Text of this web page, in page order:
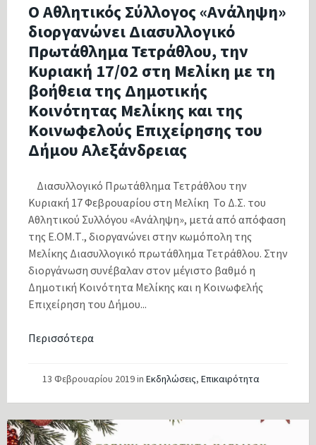
O Αθλητικός Σύλλογος «Ανάληψη»
διοργανώνει Διασυλλογικό
Πρωτάθλημα Τετράθλου, την
Κυριακή 17/02 στη Μελίκη με τη
βοήθεια της Δημοτικής
Κοινότητας Μελίκης και της
Κοινωφελούς Επιχείρησης του
Δήμου Αλεξάνδρειας
Διασυλλογικό Πρωτάθλημα Τετράθλου την
Κυριακή 17 Φεβρουαρίου στη Μελίκη Το Δ.Σ. του
Αθλητικού Συλλόγου «Ανάληψη», μετά από απόφαση
της Ε.ΟΜ.Τ., διοργανώνει στην κωμόπολη της
Μελίκης Διασυλλογικό πρωτάθλημα Τετράθλου. Στην
διοργάνωση συνέβαλαν στον μέγιστο βαθμό η
Δημοτική Κοινότητα Μελίκης και η Κοινωφελής
Επιχείρηση του Δήμου...
Περισσότερα
13 Φεβρουαρίου 2019in Εκδηλώσεις, Επικαιρότητα